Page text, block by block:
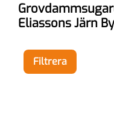
Eliassons Järn
Filtrera